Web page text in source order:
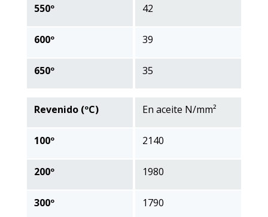
550º
600º
650º
42
39
35
Revenido (ºC)
100º
200º
300º
En aceite N/mm²
2140
1980
1790